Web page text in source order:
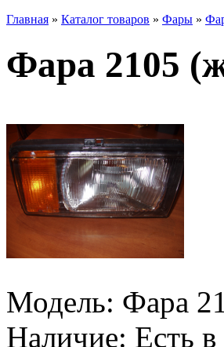
Главная » Каталог товаров » Фары »
Фара 2105
Модель: Фара
Наличие: Есть